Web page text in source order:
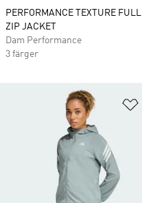
PERFORMANCE TEXTURE FULL
ZIP JACKET
Dam Performance
3 färger